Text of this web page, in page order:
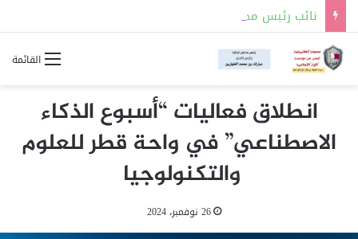
القائمة
انطلاق فعاليات “أسبوع الذكاء
الاصطناعي” في واحة قطر للعلوم
والتكنولوجيا
26 نوفمبر، 2024